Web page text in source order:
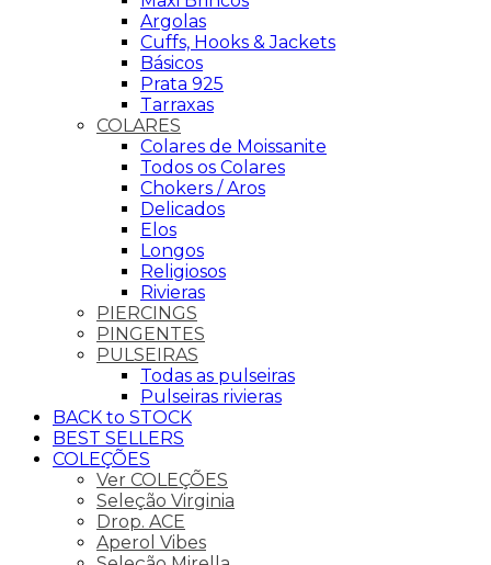
Argolas
Cuffs, Hooks & Jackets
Básicos
Prata 925
Tarraxas
COLARES
Colares de Moissanite
Todos os Colares
Chokers / Aros
Delicados
Elos
Longos
Religiosos
Rivieras
PIERCINGS
PINGENTES
PULSEIRAS
Todas as pulseiras
Pulseiras rivieras
BACK to STOCK
BEST SELLERS
COLEÇÕES
Ver COLEÇÕES
Seleção Virginia
Drop. ACE
Aperol Vibes